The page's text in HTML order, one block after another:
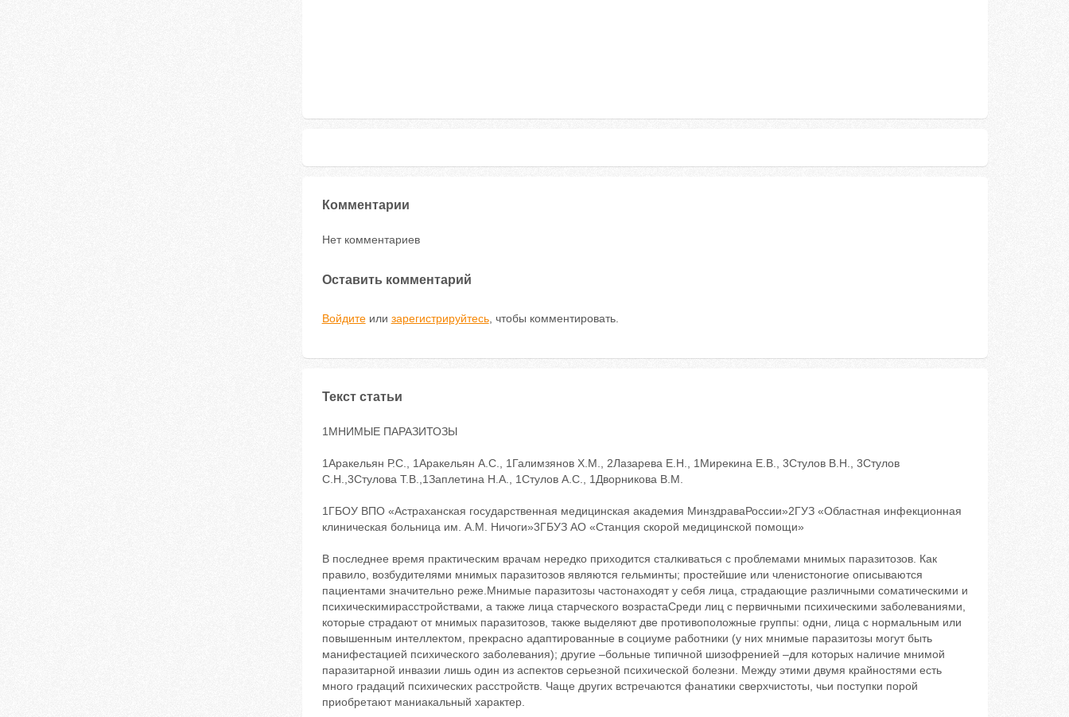
Комментарии
Нет комментариев
Оставить комментарий
Войдитеили зарегистрируйтесь, чтобы комментировать.
Текст статьи
1МНИМЫЕ ПАРАЗИТОЗЫ
1Аракельян Р.С., 1Аракельян А.С., 1Галимзянов Х.М., 2Лазарева Е.Н., 1Мирекина Е.В., 3Стулов В.Н., 3Стулов
С.Н.,3Стулова Т.В.,1Заплетина Н.А., 1Стулов А.С., 1Дворникова В.М.
1ГБОУ ВПО «Астраханская государственная медицинская академия МинздраваРоссии»2ГУЗ «Областная инфекционная
клиническая больница им. А.М. Ничоги»3ГБУЗ АО «Станция скорой медицинской помощи»
В последнее время практическим врачам нередко приходится сталкиваться с проблемами мнимых паразитозов. Как
правило, возбудителями мнимых паразитозов являются гельминты; простейшие или членистоногие описываются
пациентами значительно реже.Мнимые паразитозы частонаходят у себя лица, страдающие различными соматическими и
психическимирасстройствами, а также лица старческого возрастаСреди лиц с первичными психическими заболеваниями,
которые страдают от мнимых паразитозов, также выделяют две противоположные группы: одни, лица с нормальным или
повышенным интеллектом, прекрасно адаптированные в социуме работники (у них мнимые паразитозы могут быть
манифестацией психического заболевания); другие –больные типичной шизофренией –для которых наличие мнимой
паразитарной инвазии лишь один из аспектов серьезной психической болезни. Между этими двумя крайностями есть
много градаций психических расстройств. Чаще других встречаются фанатики сверхчистоты, чьи поступки порой
приобретают маниакальный характер.